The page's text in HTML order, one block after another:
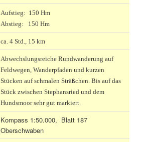
Aufstieg: 150 Hm
Abstieg: 150 Hm
ca. 4 Std., 15 km
Abwechslungsreiche Rundwanderung auf
Feldwegen, Wanderpfaden und kurzen
Stücken auf schmalen Sträßchen. Bis auf das
Stück zwischen Stephansried und dem
Hundsmoor sehr gut markiert.
Kompass 1:50.000, Blatt 187
Oberschwaben